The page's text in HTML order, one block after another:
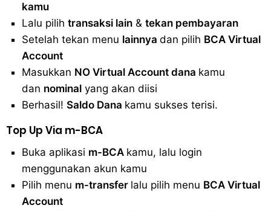
kamu
Lalu pilih transaksi lain& tekan pembayaran
Setelah tekan menu lainnya dan pilih BCA Virtual
Account
Masukkan NO Virtual Account dana kamu
dan nominalyang akan diisi
Berhasil! Saldo Dana kamu sukses terisi.
Top Up Via m-BCA
Buka aplikasi m-BCA kamu, lalu login
menggunakan akun kamu
Pilih menu m-transfer lalu pilih menu BCA Virtual
Account